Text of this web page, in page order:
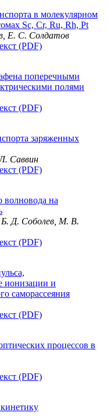
в молекулярном
Sc, Cr, Ru, Rh, Pt
Е. С. Солдатов
(PDF)
поперечными
полями
(PDF)
заряженных
Саввин
(PDF)
волновода на
Д. Соболев, М. В.
(PDF)
ионизации и
саморассеяния
(PDF)
процессов в
(PDF)